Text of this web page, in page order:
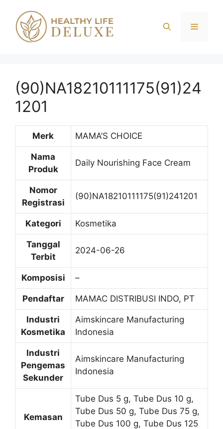
Menu
(90)NA18210111175(91)24
1201
Merk MAMA’S CHOICE
Nama
Produk
Daily Nourishing Face Cream
Nomor
Registrasi
(90)NA18210111175(91)241201
Kategori Kosmetika
Tanggal
Terbit
2024-06-26
Komposisi –
Pendaftar MAMAC DISTRIBUSI INDO, PT
Industri
Kosmetika
Aimskincare Manufacturing
Indonesia
Industri
Pengemas
Sekunder
Aimskincare Manufacturing
Indonesia
Kemasan
Tube Dus 5 g, Tube Dus 10 g,
Tube Dus 50 g, Tube Dus 75 g,
Tube Dus 100 g, Tube Dus 125